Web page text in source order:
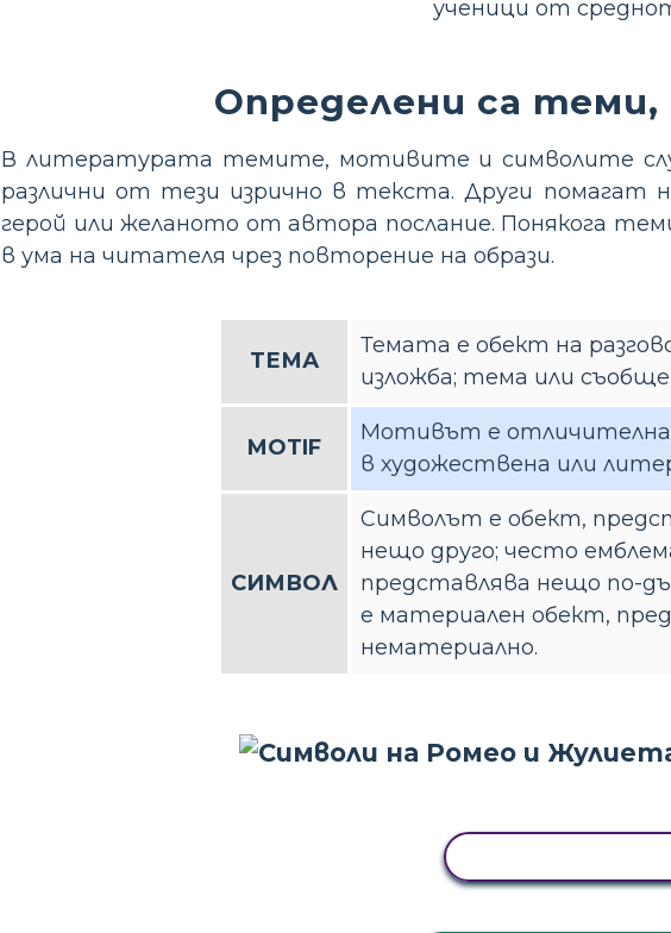
ученици от
Определени са
В литературата темите, мотивите и символите
различни от тези изрично в текста. Други помагат
герой или желаното от автора послание. Понякога
в ума на читателя чрез повторение на образи.
ТЕМА
Темата е обект на
изложба; тема или
MOTIF
Мотивът е отличителна
в художествена или
СИМВОЛ
Символът е обект,
нещо друго; често
представлява нещо по-
е материален обект,
нематериално.